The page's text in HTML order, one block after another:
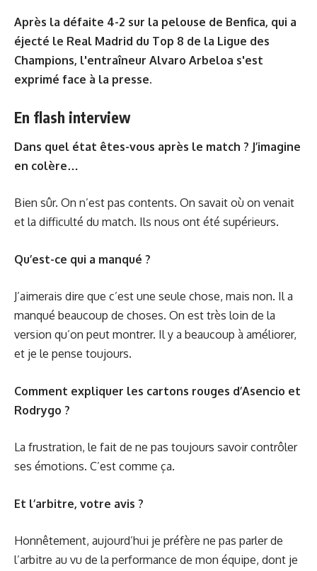
Après la défaite 4-2 sur la pelouse de Benfica, qui a
éjecté le Real Madrid du Top 8 de la Ligue des
Champions, l'entraîneur Alvaro Arbeloa s'est
exprimé face à la presse.
En flash interview
Dans quel état êtes-vous après le match ? J’imagine
en colère…
Bien sûr. On n’est pas contents. On savait où on venait
et la difficulté du match. Ils nous ont été supérieurs.
Qu’est-ce qui a manqué ?
J’aimerais dire que c’est une seule chose, mais non. Il a
manqué beaucoup de choses. On est très loin de la
version qu’on peut montrer. Il y a beaucoup à améliorer,
et je le pense toujours.
Comment expliquer les cartons rouges d’Asencio et
Rodrygo ?
La frustration, le fait de ne pas toujours savoir contrôler
ses émotions. C’est comme ça.
Et l’arbitre, votre avis ?
Honnêtement, aujourd’hui je préfère ne pas parler de
l’arbitre au vu de la performance de mon équipe, dont je